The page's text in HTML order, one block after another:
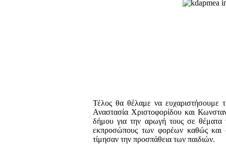
Τέλος θα θέλαμε να
Αναστασία Χριστοφορίδου και
δήμου για την αρωγή τους σε θέματα
εκπροσώπους των φορέων καθώς και
τίμησαν την προσπάθεια των παιδιών.